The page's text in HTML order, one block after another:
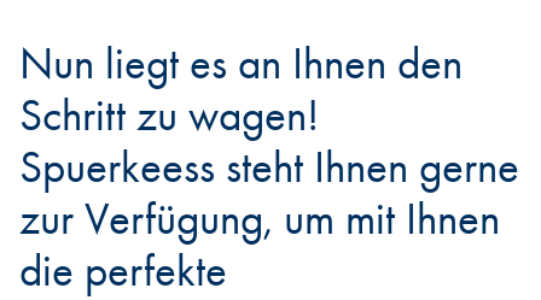
Nun liegt es an Ihnen den
Schritt zu wagen!
Spuerkeess steht Ihnen gerne
zur Verfügung, um mit Ihnen
die perfekte